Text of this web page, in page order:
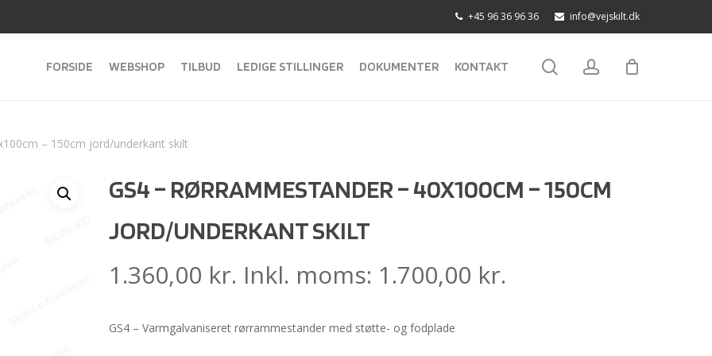
+45 96 36 96 36 info@vejskilt.dk
FORSIDE WEBSHOP TILBUD LEDIGE STILLINGER DOKUMENTER KONTAKT searchaccount
– 150cm jord/underkant skilt
GS4 – RØRRAMMESTANDER – 40X100CM – 150CM
JORD/UNDERKANT SKILT
1.360,00 kr. Inkl. moms: 1.700,00 kr.
GS4 – Varmgalvaniseret rørrammestander med støtte- og fodplade